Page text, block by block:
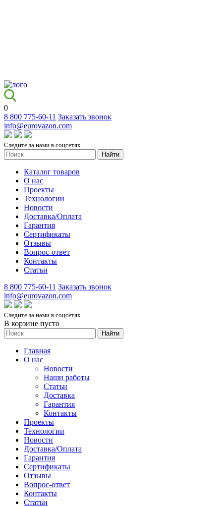
0
8 800 775-60-11 Заказать звонок
info@eurovazon.com
Следите за нами в соцсетях
Найти
Каталог товаров
О нас
Проекты
Технологии
Новости
Доставка/Оплата
Гарантия
Сертификаты
Отзывы
Вопрос-ответ
Контакты
Статьи
8 800 775-60-11 Заказать звонок
info@eurovazon.com
Следите за нами в соцсетях
В корзине пусто
Найти
Главная
О нас
Новости
Наши работы
Статьи
Доставка
Гарантия
Контакты
Проекты
Технологии
Новости
Доставка/Оплата
Гарантия
Сертификаты
Отзывы
Вопрос-ответ
Контакты
Статьи